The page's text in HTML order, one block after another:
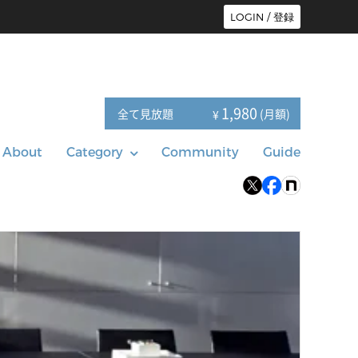
LOGIN / 登録
全て見放題 ¥ 1,980 (月額)
About Category Community Guide